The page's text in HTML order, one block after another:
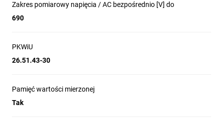
Zakres pomiarowy napięcia / AC bezpośrednio [V] do
690
PKWiU
26.51.43-30
Pamięć wartości mierzonej
Tak